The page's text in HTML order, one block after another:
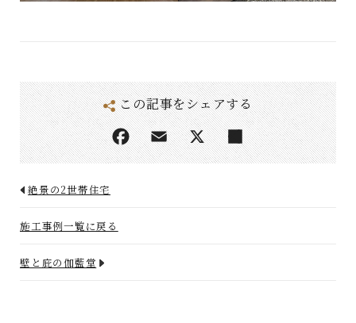
この記事をシェアする
絶景の2世帯住宅
施工事例一覧に戻る
壁と庇の伽藍堂